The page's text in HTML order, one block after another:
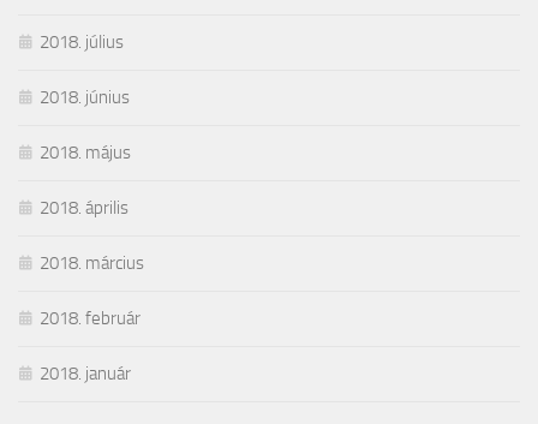
2018. július
2018. június
2018. május
2018. április
2018. március
2018. február
2018. január